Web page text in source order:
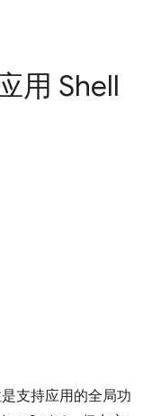
用 Shell
支持应用的全局功